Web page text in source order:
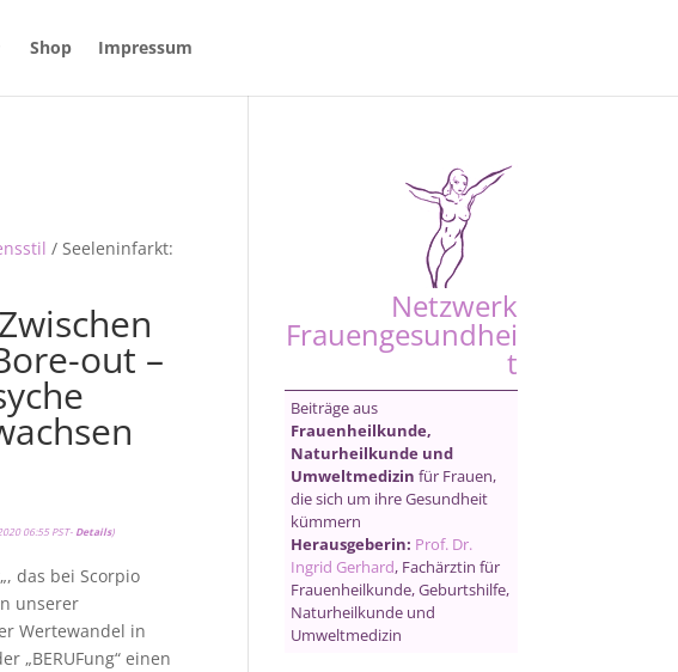
Shop Impressum
/ Seeleninfarkt:
out –
06:55 PST- Details)
das bei Scorpio
unserer
Wertewandel in
„BERUFung“ einen
Netzwerk
Frauengesundhei
t
Beiträge aus
Frauenheilkunde,
Naturheilkunde und
Umweltmedizin für Frauen,
die sich um ihre Gesundheit
kümmern
Herausgeberin: Prof. Dr.
Ingrid Gerhard, Fachärztin für
Frauenheilkunde, Geburtshilfe,
Naturheilkunde und
Umweltmedizin